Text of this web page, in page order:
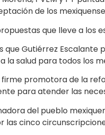
de los
que lleve a los
que Gutiérrez Escalante
la salud para todos los
promotora de la
para atender las
del pueblo
las cinco